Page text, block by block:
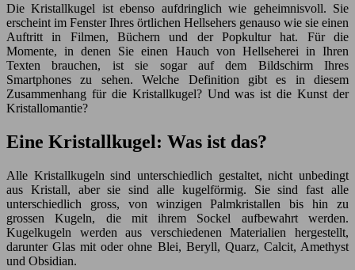
Die Kristallkugel ist ebenso aufdringlich wie geheimnisvoll. Sie
erscheint im Fenster Ihres örtlichen Hellsehers genauso wie sie einen
Auftritt in Filmen, Büchern und der Popkultur hat. Für die
Momente, in denen Sie einen Hauch von Hellseherei in Ihren
Texten brauchen, ist sie sogar auf dem Bildschirm Ihres
Smartphones zu sehen. Welche Definition gibt es in diesem
Zusammenhang für die Kristallkugel? Und was ist die Kunst der
Kristallomantie?
Eine Kristallkugel: Was ist das?
Alle Kristallkugeln sind unterschiedlich gestaltet, nicht unbedingt
aus Kristall, aber sie sind alle kugelförmig. Sie sind fast alle
unterschiedlich gross, von winzigen Palmkristallen bis hin zu
grossen Kugeln, die mit ihrem Sockel aufbewahrt werden.
Kugelkugeln werden aus verschiedenen Materialien hergestellt,
darunter Glas mit oder ohne Blei, Beryll, Quarz, Calcit, Amethyst
und Obsidian.